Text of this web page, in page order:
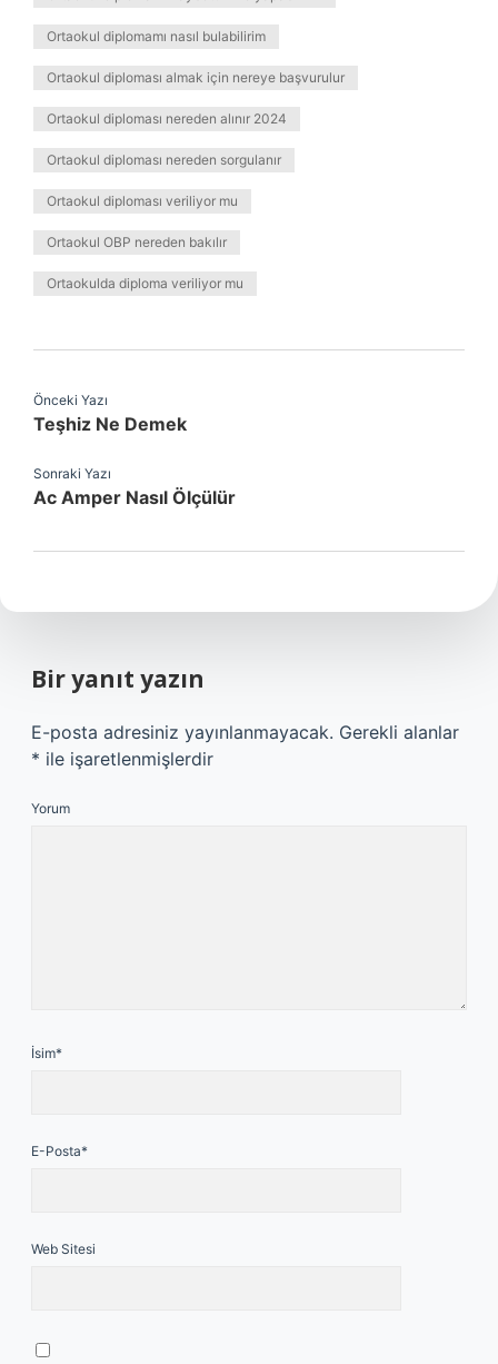
Ortaokul diplomamı nasıl bulabilirim
Ortaokul diploması almak için nereye başvurulur
Ortaokul diploması nereden alınır 2024
Ortaokul diploması nereden sorgulanır
Ortaokul diploması veriliyor mu
Ortaokul OBP nereden bakılır
Ortaokulda diploma veriliyor mu
Önceki Yazı
Teşhiz Ne Demek
Sonraki Yazı
Ac Amper Nasıl Ölçülür
Bir yanıt yazın
E-posta adresiniz yayınlanmayacak. Gerekli alanlar
* ile işaretlenmişlerdir
Yorum
İsim*
E-Posta*
Web Sitesi